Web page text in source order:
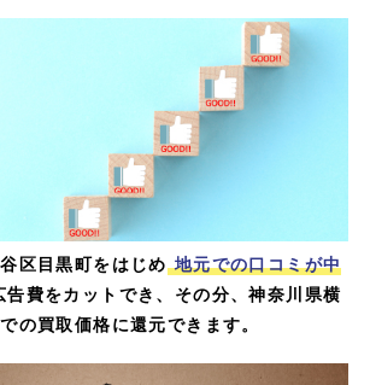
区目黒町をはじめ 地元での口コミが中
告費をカットでき、その分、神奈川県横
の買取価格に還元できます。